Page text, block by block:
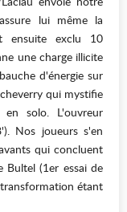
lui même la
ensuite exclu 10
une charge illicite
d'énergie sur
qui mystifie
solo. L'ouvreur
Nos joueurs s'en
qui concluent
Bultel (1er essai de
étant